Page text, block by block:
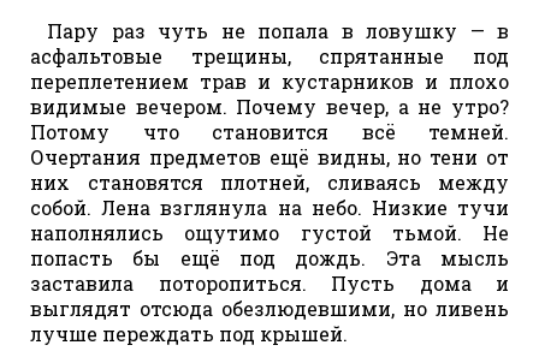
Пару раз чуть не попала в ловушку — в
асфальтовые трещины, спрятанные под
переплетением трав и кустарников и плохо
видимые вечером. Почему вечер, а не утро?
Потому что становится всё темней.
Очертания предметов ещё видны, но тени от
них становятся плотней, сливаясь между
собой. Лена взглянула на небо. Низкие тучи
наполнялись ощутимо густой тьмой. Не
попасть бы ещё под дождь. Эта мысль
заставила поторопиться. Пусть дома и
выглядят отсюда обезлюдевшими, но ливень
лучше переждать под крышей.